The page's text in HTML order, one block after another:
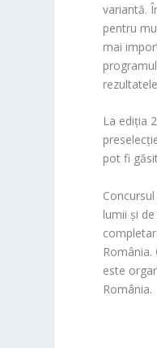
variantă.
pentru
mai
La ediția
pot fi
lumii și
este
România.